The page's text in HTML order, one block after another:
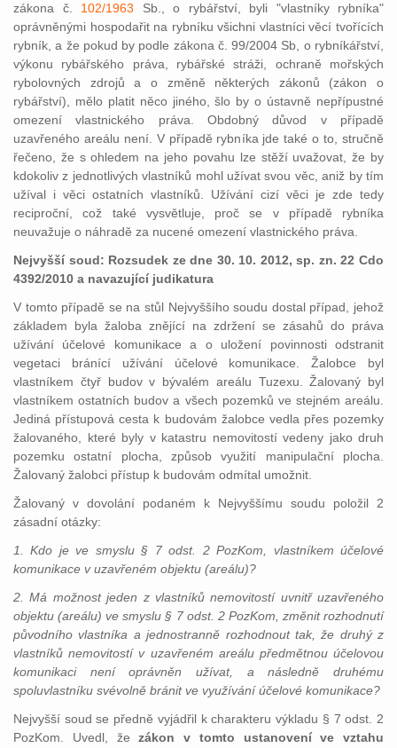
zákona č. 102/1963 Sb., o rybářství, byli "vlastníky rybníka"
oprávněnými hospodařit na rybníku všichni vlastníci věcí tvořících
rybník, a že pokud by podle zákona č. 99/2004 Sb, o rybníkářství,
výkonu rybářského práva, rybářské stráži, ochraně mořských
rybolovných zdrojů a o změně některých zákonů (zákon o
rybářství), mělo platit něco jiného, šlo by o ústavně nepřípustné
omezení vlastnického práva. Obdobný důvod v případě
uzavřeného areálu není. V případě rybníka jde také o to, stručně
řečeno, že s ohledem na jeho povahu lze stěží uvažovat, že by
kdokoliv z jednotlivých vlastníků mohl užívat svou věc, aniž by tím
užíval i věci ostatních vlastníků. Užívání cizí věci je zde tedy
reciproční, což také vysvětluje, proč se v případě rybníka
neuvažuje o náhradě za nucené omezení vlastnického práva.
Nejvyšší soud: Rozsudek ze dne 30. 10. 2012, sp. zn. 22 Cdo
4392/2010 a navazující judikatura
V tomto případě se na stůl Nejvyššího soudu dostal případ, jehož
základem byla žaloba znějící na zdržení se zásahů do práva
užívání účelové komunikace a o uložení povinnosti odstranit
vegetaci bránící užívání účelové komunikace. Žalobce byl
vlastníkem čtyř budov v bývalém areálu Tuzexu. Žalovaný byl
vlastníkem ostatních budov a všech pozemků ve stejném areálu.
Jediná přístupová cesta k budovám žalobce vedla přes pozemky
žalovaného, které byly v katastru nemovitostí vedeny jako druh
pozemku ostatní plocha, způsob využití manipulační plocha.
Žalovaný žalobci přístup k budovám odmítal umožnit.
Žalovaný v dovolání podaném k Nejvyššímu soudu položil 2
zásadní otázky:
1. Kdo je ve smyslu § 7 odst. 2 PozKom, vlastníkem účelové
komunikace v uzavřeném objektu (areálu)?
2. Má možnost jeden z vlastníků nemovitostí uvnitř uzavřeného
objektu (areálu) ve smyslu § 7 odst. 2 PozKom, změnit rozhodnutí
původního vlastníka a jednostranně rozhodnout tak, že druhý z
vlastníků nemovitostí v uzavřeném areálu předmětnou účelovou
komunikaci není oprávněn užívat, a následně druhému
spoluvlastníku svévolně bránit ve využívání účelové komunikace?
Nejvyšší soud se předně vyjádřil k charakteru výkladu § 7 odst. 2
PozKom. Uvedl, žezákon v tomto ustanovení ve vztahu